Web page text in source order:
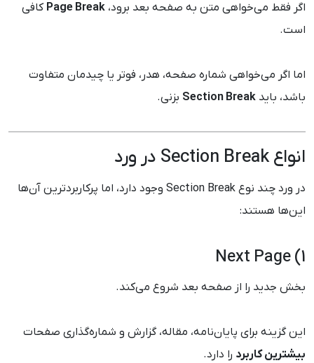
اگر فقط می‌خواهی متن به صفحه بعد برود، Page Break کافی
است.
اما اگر می‌خواهی شماره صفحه، هدر، فوتر یا چیدمان متفاوت
باشد، باید Section Break بزنی.
انواع Section Break در ورد
در ورد چند نوع Section Break وجود دارد، اما پرکاربردترین آن‌ها
این‌ها هستند:
1) Next Page
بخش جدید را از صفحه بعد شروع می‌کند.
این گزینه برای پایان‌نامه، مقاله، گزارش و شماره‌گذاری صفحات
بیشترین کاربرد را دارد.